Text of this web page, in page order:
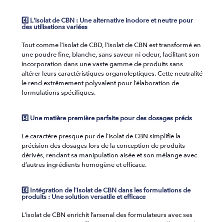
4️⃣ L'isolat de CBN : Une alternative inodore et neutre pour
des utilisations variées
Tout comme l’isolat de CBD, l’isolat de CBN est transformé en
une poudre fine, blanche, sans saveur ni odeur, facilitant son
incorporation dans une vaste gamme de produits sans
altérer leurs caractéristiques organoleptiques. Cette neutralité
le rend extrêmement polyvalent pour l’élaboration de
formulations spécifiques.
5️⃣ Une matière première parfaite pour des dosages précis
Le caractère presque pur de l’isolat de CBN simplifie la
précision des dosages lors de la conception de produits
dérivés, rendant sa manipulation aisée et son mélange avec
d’autres ingrédients homogène et efficace.
6️⃣ Intégration de l'Isolat de CBN dans les formulations de
produits : Une solution versatile et efficace
L’isolat de CBN enrichit l’arsenal des formulateurs avec ses